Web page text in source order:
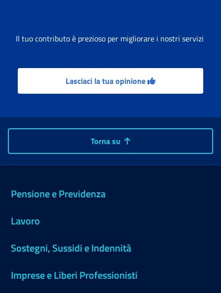
Il tuo contributo è prezioso per migliorare i nostri servizi
Lasciaci la tua opinione
Torna su
Pensione e Previdenza
Lavoro
Sostegni, Sussidi e Indennità
Imprese e Liberi Professionisti